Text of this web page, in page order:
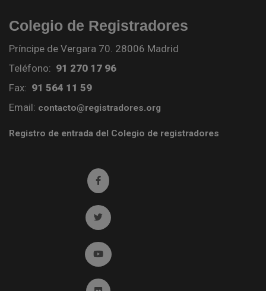
Colegio de Registradores
Príncipe de Vergara 70. 28006 Madrid
Teléfono: 91 270 17 96
Fax: 91 564 11 59
Email: contacto@registradores.org
Registro de entrada del Colegio de registradores
Ir a facebook (abre en ventana nueva)
Ir a twitter (abre en ventana nueva)
Ir a YouTube (abre en ventana nueva)